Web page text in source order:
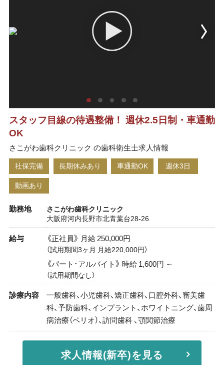
スタッフ目線の待遇整備！ 週休2.5日制・車通勤
OK
さこがわ歯科クリニック の歯科衛生士求人情報
社保完備 長期休みあり 車通勤OK 週休3日
動画あり
勤務地 さこがわ歯科クリニック
大阪府河内長野市北青葉台28-26
給与 《正社員》 月給 250,000円
（試用期間3ヶ月 月給220,000円）
《パート･アルバイト》 時給 1,600円 ～
（試用期間なし）
診療内容
一般歯科、小児歯科、矯正歯科、口腔外科、審美歯
科、予防歯科、インプラント、ホワイトニング、歯周
病治療（ペリオ）、訪問歯科 、顎関節治療
求人情報(新卒)を見る